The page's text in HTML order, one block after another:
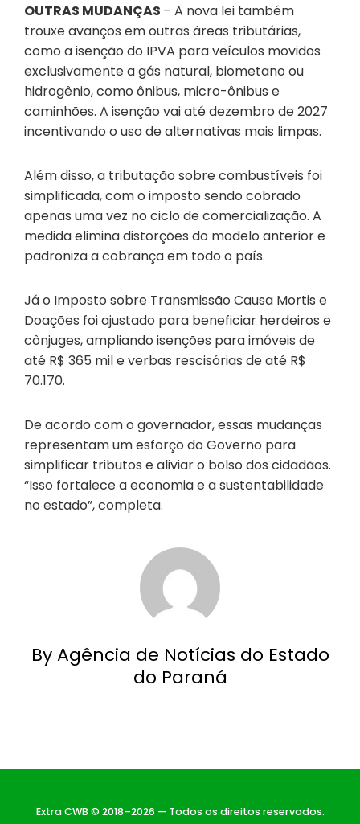
OUTRAS MUDANÇAS – A nova lei também
trouxe avanços em outras áreas tributárias,
como a isenção do IPVA para veículos movidos
exclusivamente a gás natural, biometano ou
hidrogênio, como ônibus, micro-ônibus e
caminhões. A isenção vai até dezembro de 2027
incentivando o uso de alternativas mais limpas.
Além disso, a tributação sobre combustíveis foi
simplificada, com o imposto sendo cobrado
apenas uma vez no ciclo de comercialização. A
medida elimina distorções do modelo anterior e
padroniza a cobrança em todo o país.
Já o Imposto sobre Transmissão Causa Mortis e
Doações foi ajustado para beneficiar herdeiros e
cônjuges, ampliando isenções para imóveis de
até R$ 365 mil e verbas rescisórias de até R$
70.170.
De acordo com o governador, essas mudanças
representam um esforço do Governo para
simplificar tributos e aliviar o bolso dos cidadãos.
“Isso fortalece a economia e a sustentabilidade
no estado”, completa.
By Agência de Notícias do Estado
do Paraná
Extra CWB © 2018–2026 — Todos os direitos reservados.